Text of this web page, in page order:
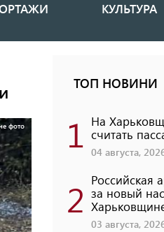
КУЛЬТУРА
фото
ТОП НОВИНИ
1 На
считать
04 августа,
2 Российская
за новый
03 августа,